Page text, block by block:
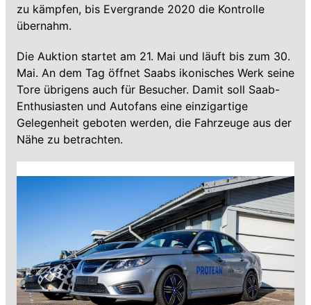
zu kämpfen, bis Evergrande 2020 die Kontrolle
übernahm.
Die Auktion startet am 21. Mai und läuft bis zum 30.
Mai. An dem Tag öffnet Saabs ikonisches Werk seine
Tore übrigens auch für Besucher. Damit soll Saab-
Enthusiasten und Autofans eine einzigartige
Gelegenheit geboten werden, die Fahrzeuge aus der
Nähe zu betrachten.